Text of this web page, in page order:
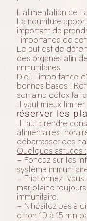
L’alimentation de
La nourriture
important de
l’importance de
Le but est de
des organes afin
immunitaires.
D’où l’importance
bonnes bases !
semaine détox
Il vaut mieux
réserver les
Il faut prendre
alimentaires,
débarrasser des
Quelques astuces :
– Foncez sur les
système
– Frictionnez-vous
marjolaine
immunitaire.
– N’hésitez pas à
citron 10 à 15 min